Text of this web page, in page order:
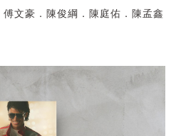
文豪．陳俊綱．陳庭佑．陳孟鑫